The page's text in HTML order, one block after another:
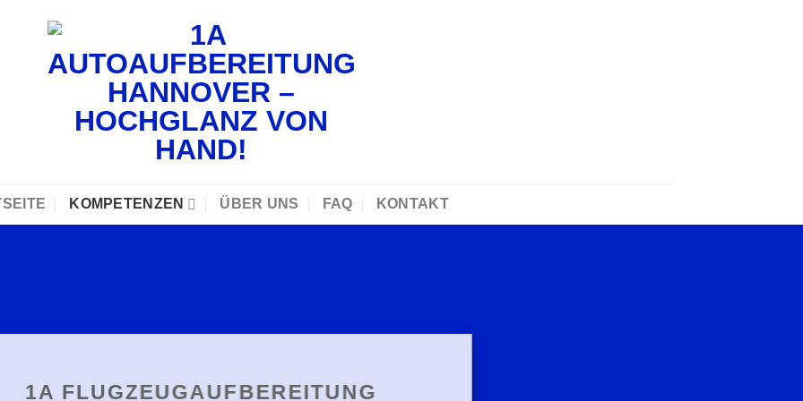
KOMPETENZEN ÜBER UNS FAQ KONTAKT
1A FLUGZEUGAUFBEREITUNG